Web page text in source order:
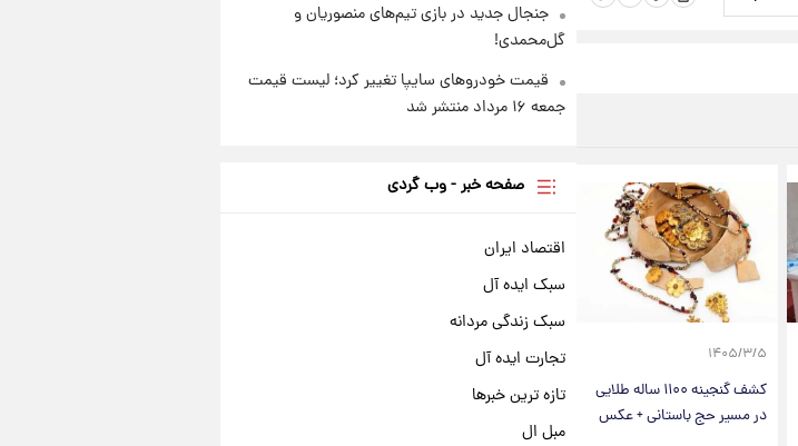
۱۴۰۵/۳/۵
کشف گنجینه ۱۱۰۰ ساله طلایی
در مسیر حج باستانی + عکس
جنجال جدید در بازی تیم‌های منصوریان و
گل‌محمدی!
قیمت خودروهای سایپا تغییر کرد؛ لیست قیمت
جمعه ۱۶ مرداد منتشر شد
صفحه خبر - وب گردی
اقتصاد ایران
سبک ایده آل
سبک زندگی مردانه
تجارت ایده آل
تازه ترین خبرها
مبل ال